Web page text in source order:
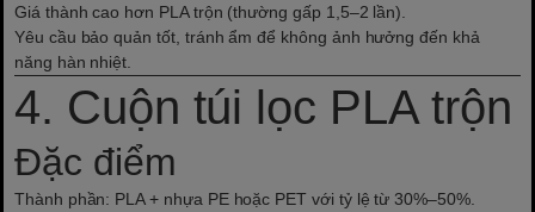
Giá thành cao hơn PLA trộn (thường gấp 1,5–2 lần).
Yêu cầu bảo quản tốt, tránh ẩm để không ảnh hưởng đến khả
năng hàn nhiệt.
4. Cuộn túi lọc PLA trộn
Đặc điểm
Thành phần: PLA + nhựa PE hoặc PET với tỷ lệ từ 30%–50%.